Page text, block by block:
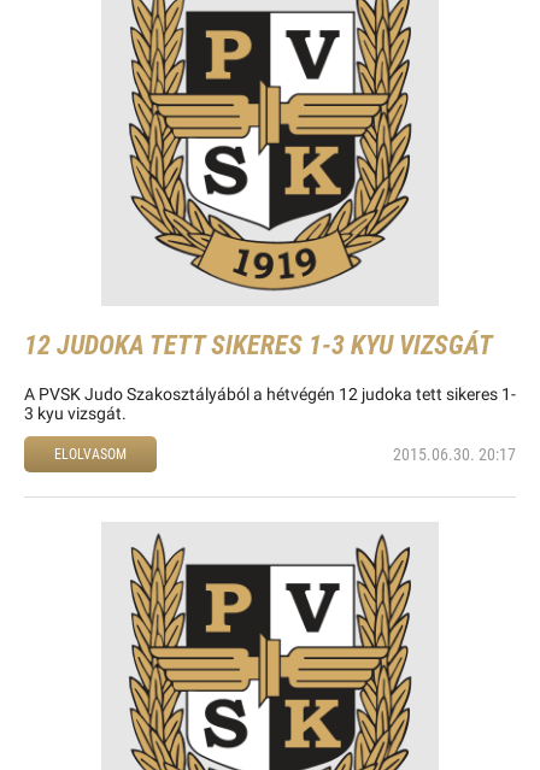
12 JUDOKA TETT SIKERES 1-3 KYU VIZSGÁT
A PVSK Judo Szakosztályából a hétvégén 12 judoka tett sikeres 1-
3 kyu vizsgát.
ELOLVASOM 2015.06.30. 20:17